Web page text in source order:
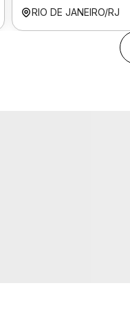
RIO DE JANEIRO/RJ